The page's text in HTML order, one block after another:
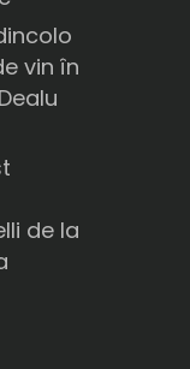
vin în
de la